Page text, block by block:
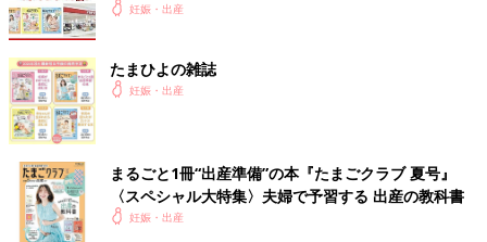
妊娠・出産
たまひよの雑誌
妊娠・出産
まるごと1冊“出産準備”の本『たまごクラブ 夏号』
〈スペシャル大特集〉夫婦で予習する 出産の教科書
妊娠・出産